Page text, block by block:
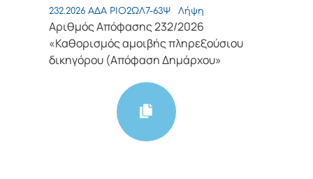
232.2026 ΑΔΑ ΡΙΟ2ΩΛ7-63Ψ Λήψη
Αριθμός Απόφασης 232/2026
«Καθορισμός αμοιβής πληρεξούσιου
δικηγόρου (Απόφαση Δημάρχου»